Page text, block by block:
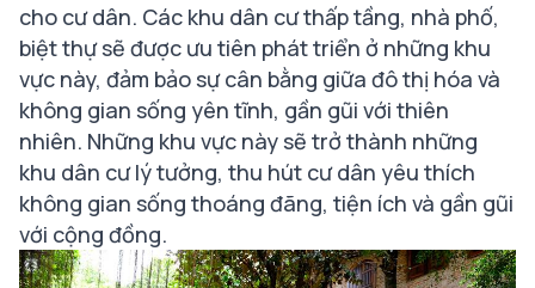
cho cư dân. Các khu dân cư thấp tầng, nhà phố,
biệt thự sẽ được ưu tiên phát triển ở những khu
vực này, đảm bảo sự cân bằng giữa đô thị hóa và
không gian sống yên tĩnh, gần gũi với thiên
nhiên. Những khu vực này sẽ trở thành những
khu dân cư lý tưởng, thu hút cư dân yêu thích
không gian sống thoáng đãng, tiện ích và gần gũi
với cộng đồng.